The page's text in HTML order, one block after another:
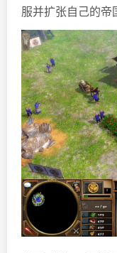
服并扩张自己的帝